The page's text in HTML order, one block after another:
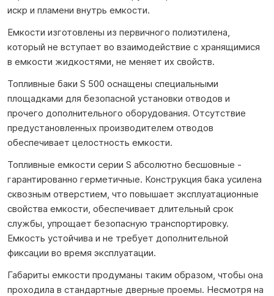
искр и пламени внутрь емкости.
Емкости изготовлены из первичного полиэтилена,
который не вступает во взаимодействие с хранящимися
в емкости жидкостями, не меняет их свойств.
Топливные баки S 500 оснащены специальными
площадками для безопасной установки отводов и
прочего дополнительного оборудования. Отсутствие
предустановленных производителем отводов
обеспечивает целостность емкости.
Топливные емкости серии S абсолютно бесшовные -
гарантированно герметичные. Конструкция бака усилена
сквозным отверстием, что повышает эксплуатационные
свойства емкости, обеспечивает длительный срок
службы, упрощает безопасную транспортировку.
Емкость устойчива и не требует дополнительной
фиксации во время эксплуатации.
Габариты емкости продуманы таким образом, чтобы она
проходила в стандартные дверные проемы. Несмотря на